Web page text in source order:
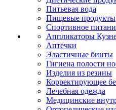
Питьевая вода
Пищевые продукты
Спортивное
Аппликаторы
Аптечки
Эластичные бинты
Гигиена полости
Изделия из резины
Корректирующее
Лечебная одежда
Медицинские